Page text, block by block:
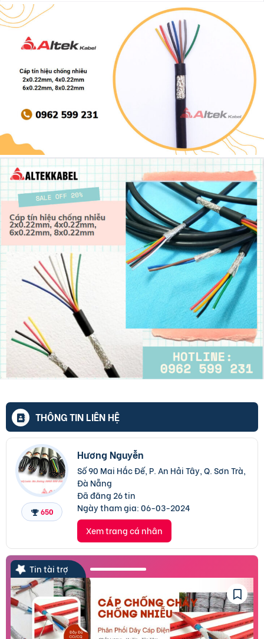
THÔNG TIN LIÊN HỆ
650
Hương Nguyễn
Số 90 Mai Hắc Đế, P. An Hải Tây, Q. Sơn Trà,
Đà Nẵng
Đã đăng 26 tin
Ngày tham gia:06-03-2024
Xem trang cá nhân
Tin tài trợ